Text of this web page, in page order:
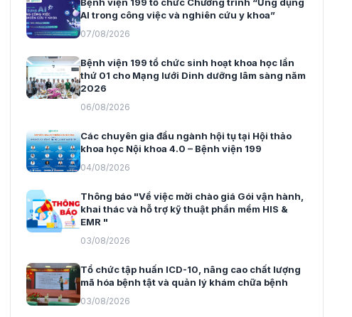
AI trong công việc và nghiên cứu y khoa”
07/08/2026
Bệnh viện 199 tổ chức sinh hoạt khoa học lần
thứ 01 cho Mạng lưới Dinh dưỡng lâm sàng năm
2026
06/08/2026
Các chuyên gia đầu ngành hội tụ tại Hội thảo
khoa học Nội khoa 4.0 – Bệnh viện 199
04/08/2026
Thông báo "Về việc mời chào giá Gói vận hành,
khai thác và hỗ trợ kỹ thuật phần mềm HIS &
EMR "
03/08/2026
Tổ chức tập huấn ICD-10, nâng cao chất lượng
mã hóa bệnh tật và quản lý khám chữa bệnh
03/08/2026